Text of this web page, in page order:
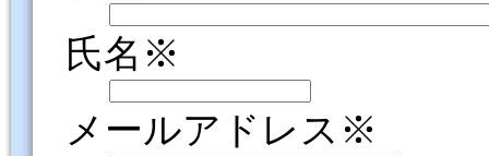
氏名※
メールアドレス※